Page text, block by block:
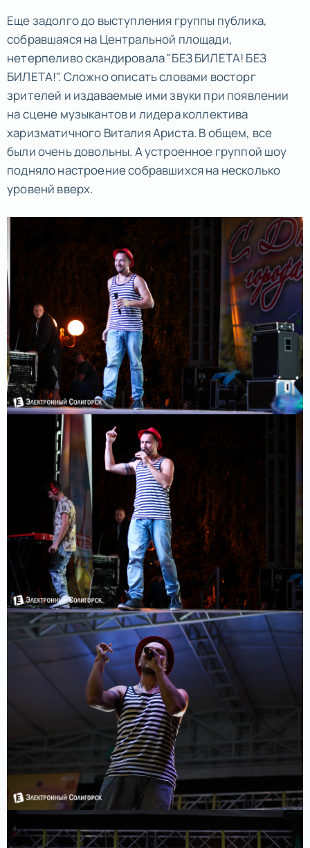
Еще задолго до выступления группы публика,
собравшаяся на Центральной площади,
нетерпеливо скандировала "БЕЗ БИЛЕТА! БЕЗ
БИЛЕТА!". Сложно описать словами восторг
зрителей и издаваемые ими звуки при появлении
на сцене музыкантов и лидера коллектива
харизматичного Виталия Ариста. В общем, все
были очень довольны. А устроенное группой шоу
подняло настроение собравшихся на несколько
уровенй вверх.